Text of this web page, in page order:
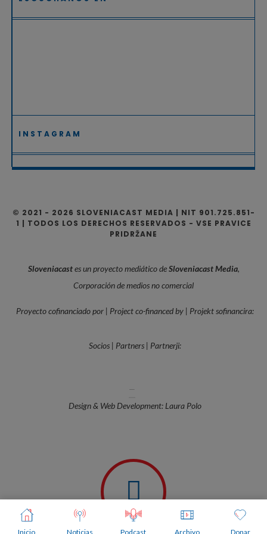
INSTAGRAM
© 2021 - 2026 SLOVENIACAST MEDIA | NIT 901.725.851-
1 | TODOS LOS DERECHOS RESERVADOS - VSE PRAVICE
PRIDRŽANE
Sloveniacastes un proyecto mediático deSloveniacast Media,
Corporación de medios no comercial
Proyecto cofinanciado por | Project co-financed by | Projekt sofinancira:
Socios | Partners | Partnerji:
—
Design & Web Development: Laura Polo
Inicio Noticias Podcast Archivo Donar